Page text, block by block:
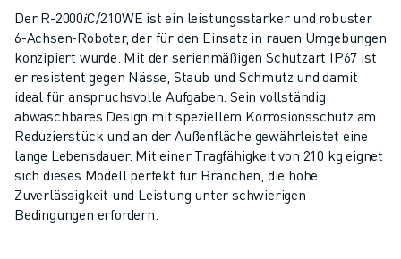
ROBOTIK-PRODUKTE FÜR DEN BILDUNGSBEREICH
ROBOTER-AUTOMATISIERUNG
KOMPAKTE CNC-BEARBEITUNGSZENTREN
ROBODRILL-FILTER
ROBODRILL KOMPAKTE CNC-BEARBEITUNGSZENTREN
ROBODRILL HARDWARE
ROBODRILL SOFTWARE
ROBODRILL VORBEUGENDE WARTUNG
ROBODRILL NACHHALTIGKEIT
ROBODRILL ROBOTER-PAKET
Der R-2000𝑖C/210WE ist ein leistungsstarker und robuster
6-Achsen-Roboter, der für den Einsatz in rauen Umgebungen
konzipiert wurde. Mit der serienmäßigen Schutzart IP67 ist
er resistent gegen Nässe, Staub und Schmutz und damit
ideal für anspruchsvolle Aufgaben. Sein vollständig
abwaschbares Design mit speziellem Korrosionsschutz am
Reduzierstück und an der Außenfläche gewährleistet eine
lange Lebensdauer. Mit einer Tragfähigkeit von 210 kg eignet
sich dieses Modell perfekt für Branchen, die hohe
Zuverlässigkeit und Leistung unter schwierigen
Bedingungen erfordern.